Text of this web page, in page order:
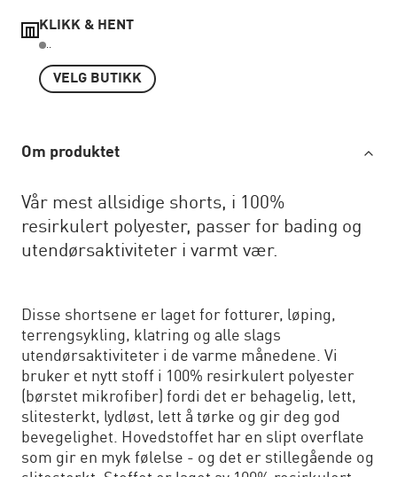
KLIKK & HENT
..
VELG BUTIKK
Om produktet
Vår mest allsidige shorts, i 100%
resirkulert polyester, passer for bading og
utendørsaktiviteter i varmt vær.
Disse shortsene er laget for fotturer, løping,
terrengsykling, klatring og alle slags
utendørsaktiviteter i de varme månedene. Vi
bruker et nytt stoff i 100% resirkulert polyester
(børstet mikrofiber) fordi det er behagelig, lett,
slitesterkt, lydløst, lett å tørke og gir deg god
bevegelighet. Hovedstoffet har en slipt overflate
som gir en myk følelse - og det er stillegående og